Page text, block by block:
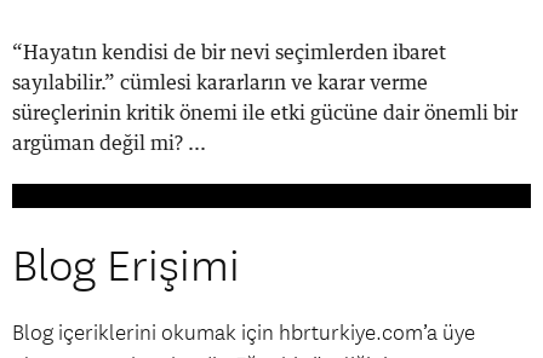
“Hayatın kendisi de bir nevi seçimlerden ibaret
sayılabilir.” cümlesi kararların ve karar verme
süreçlerinin kritik önemi ile etki gücüne dair önemli bir
argüman değil mi? ...
Blog Erişimi
Blog içeriklerini okumak için hbrturkiye.com’a üye